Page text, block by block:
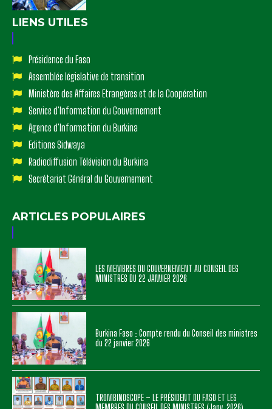
LIENS UTILES
Présidence du Faso
Assemblée législative de transition
Ministère des Affaires Etrangères et de la Coopération
Service d'Information du Gouvernement
Agence d'Information du Burkina
Editions Sidwaya
Radiodiffusion Télévision du Burkina
Secrétariat Général du Gouvernement
ARTICLES POPULAIRES
LES MEMBRES DU GOUVERNEMENT AU CONSEIL DES
MINISTRES DU 22 JANVIER 2026
Burkina Faso : Compte rendu du Conseil des ministres
du 22 janvier 2026
TROMBINOSCOPE – LE PRÉSIDENT DU FASO ET LES